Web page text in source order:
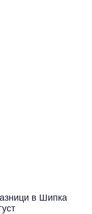
в Шипка